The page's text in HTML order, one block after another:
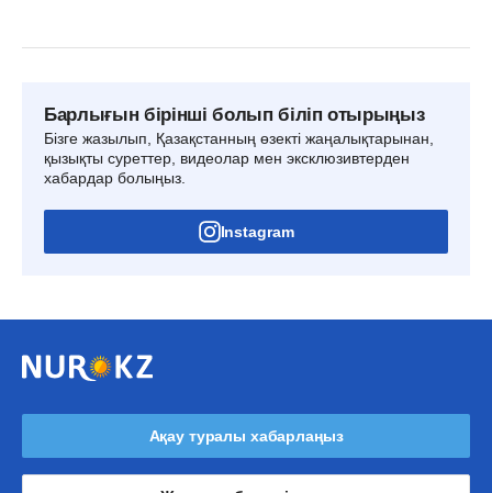
Барлығын бірінші болып біліп отырыңыз
Бізге жазылып, Қазақстанның өзекті жаңалықтарынан,
қызықты суреттер, видеолар мен эксклюзивтерден
хабардар болыңыз.
Instagram
Ақау туралы хабарлаңыз